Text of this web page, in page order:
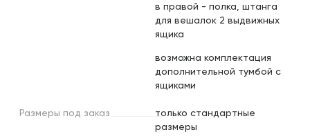
в правой - полка, штанга
для вешалок 2 выдвижных
ящика
возможна комплектация
дополнительной тумбой с
ящиками
Размеры под заказ
только стандартные
размеры